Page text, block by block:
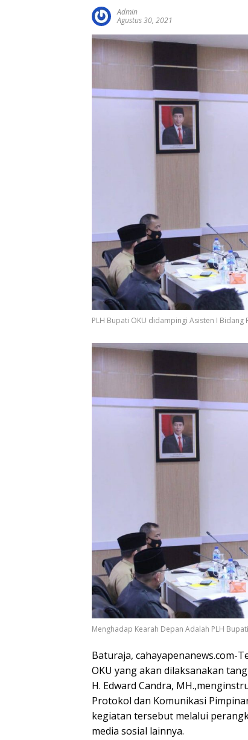
Admin
Agustus 30, 2021
PLH Bupati OKU didampingi Asisten I Bidang
Menghadap Kearah Depan Adalah PLH
Baturaja, cahayapenanews.com-
OKU yang akan dilaksanakan
H. Edward Candra,
Protokol dan Komunikasi
kegiatan tersebut melalui
media sosial lainnya.